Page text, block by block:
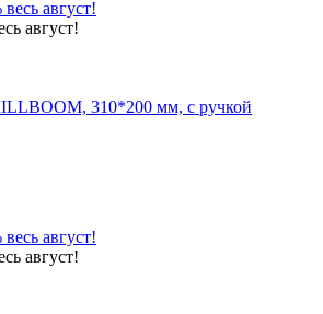
август!
310*200 мм, с ручкой
август!